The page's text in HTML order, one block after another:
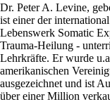
Dr. Peter A. Levine,
ist einer der
Lebenswerk Somatic
Trauma-Heilung -
Lehrkräfte. Er wurde
amerikanischen
ausgezeichnet und ist
über einer Million